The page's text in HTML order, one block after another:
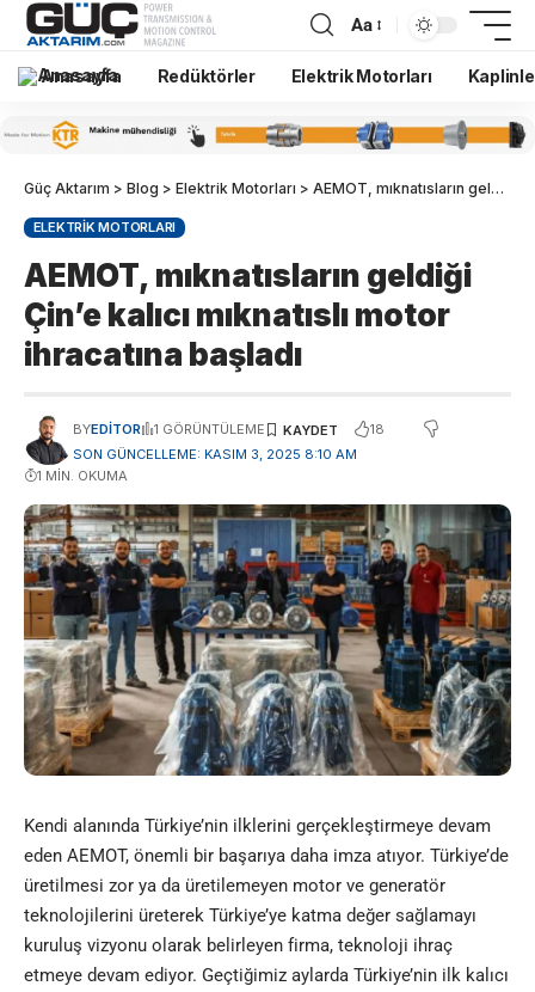
Aa
Anasayfa Redüktörler Elektrik Motorları
Güç Aktarım > Blog > Elektrik Motorları > AEMOT, mıknatısların geldiği Çin’e kalıcı mıknatıslı motor ihracatına başladı
ELEKTRIK MOTORLARI
AEMOT, mıknatısların geldiği
Çin’e kalıcı mıknatıslı motor
ihracatına başladı
SON GÜNCELLEME: KASIM 3, 2025 8:10 AM
BYEDITOR 1 GÖRÜNTÜLEME 18
1 MIN. OKUMA
Kendi alanında Türkiye’nin ilklerini gerçekleştirmeye devam
eden AEMOT, önemli bir başarıya daha imza atıyor. Türkiye’de
üretilmesi zor ya da üretilemeyen motor ve generatör
teknolojilerini üreterek Türkiye’ye katma değer sağlamayı
kuruluş vizyonu olarak belirleyen firma, teknoloji ihraç
etmeye devam ediyor. Geçtiğimiz aylarda Türkiye’nin ilk kalıcı